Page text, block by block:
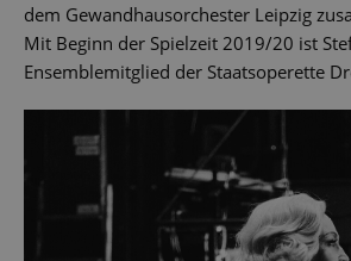
dem Gewandhausorchester Leipzig
Mit Beginn der Spielzeit 2019/20 ist
Ensemblemitglied der Staatsoperette